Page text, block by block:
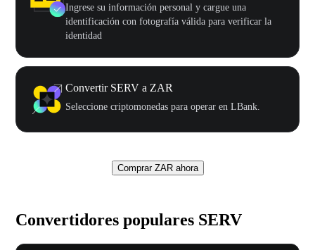
Ingrese su información personal y cargue una
identificación con fotografía válida para verificar la
identidad
Convertir SERV a ZAR
Seleccione criptomonedas para operar en LBank.
Comprar ZAR ahora
Convertidores populares SERV